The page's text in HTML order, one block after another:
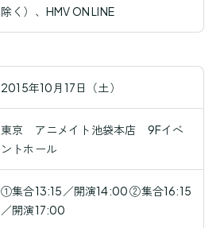
除く）、HMV ON LINE
2015年10月17日（土）
東京 アニメイト池袋本店 9Fイベ
ントホール
①集合13:15／開演14:00 ②集合16:15
／開演17:00